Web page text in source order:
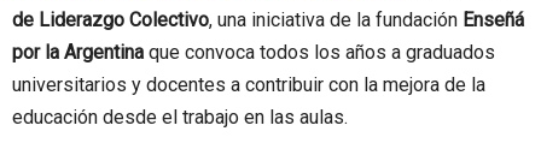
de Liderazgo Colectivo, una iniciativa de la fundación Enseñá
por la Argentina que convoca todos los años a graduados
universitarios y docentes a contribuir con la mejora de la
educación desde el trabajo en las aulas.